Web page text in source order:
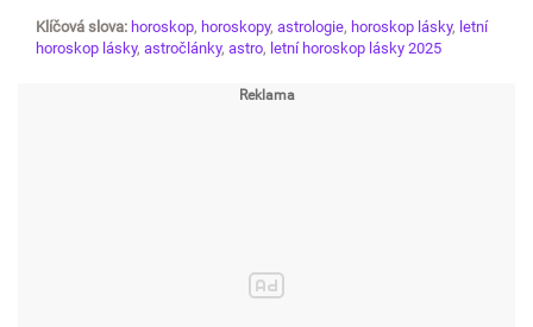
Klíčová slova: horoskop, horoskopy, astrologie, horoskop lásky, letní
horoskop lásky, astročlánky, astro, letní horoskop lásky 2025